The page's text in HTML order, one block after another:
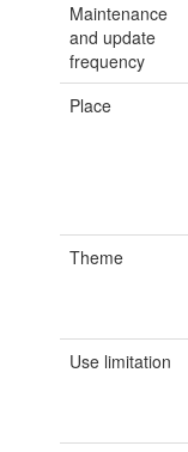
Maintenance
and update
frequency
Place
Theme
Use limitation